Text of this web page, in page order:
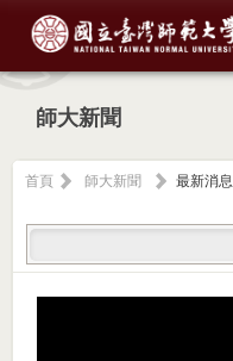
師大新聞
首頁 師大新聞
最新消息